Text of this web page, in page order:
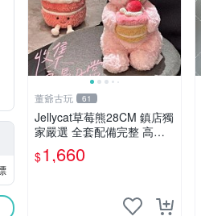
董爺古玩 61
Jellycat草莓熊28CM 鎮店獨
家嚴選 全套配備完整 高品
質收藏好物 紋章 玩具熊 定
制熊
$1,660